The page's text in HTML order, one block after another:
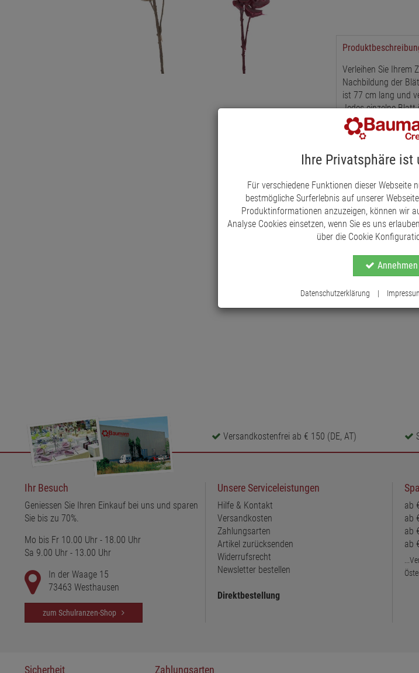
Verleihen Sie Ihrem
Nachbildung der
ist 77 cm lang und
Jedes einzelne
Ob als Beigabe in
einsetzbar.
Dieser künstliche
als echte Blumen
Aussehen. Mit
Verwelken
Ob Sie einen
Eukalyptuszweig ist
entspannte
Versandkostenfrei ab € 150 (DE, AT)
Ihr Besuch
Geniessen Sie Ihren Einkauf bei uns und sparen
Sie bis zu 70%.
Mo bis Fr 10.00 Uhr - 18.00 Uhr
Sa 9.00 Uhr - 13.00 Uhr
In der Waage 15
73463 Westhausen
zum Schulranzen-Shop
Unsere Serviceleistungen
Hilfe & Kontakt
Versandkosten
Zahlungsarten
Artikel zurücksenden
Widerrufsrecht
Newsletter bestellen
Direktbestellung
ab
ab
ab
ab
Sicherheit Zahlungsarten
Ihre Privatsphäre
Für verschiedene Funktionen dieser Webseite
bestmögliche Surferlebnis auf unserer
Produktinformationen anzuzeigen, können wir
Analyse Cookies einsetzen, wenn Sie es uns
über die Cookie
Annehmen
Datenschutzerklärung |